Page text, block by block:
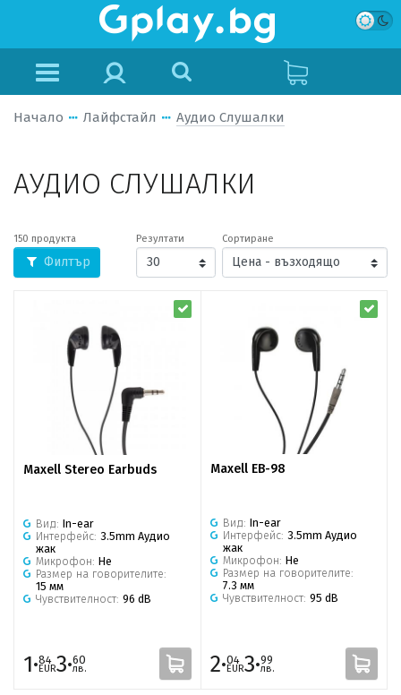
Начало Лайфстайл Аудио Слушалки
АУДИО СЛУШАЛКИ
150 продукта
Филтър
Резултати Сортиране
Maxell Stereo Earbuds
Вид: In-ear
Интерфейс: 3.5mm Аудио
жак
Микрофон: Не
Размер на говорителите:
15 мм
Чувствителност: 96 dB
1·84
EUR3·60
лв.
Maxell EB-98
Вид: In-ear
Интерфейс: 3.5mm Аудио
жак
Микрофон: Не
Размер на говорителите:
7.3 мм
Чувствителност: 95 dB
2·04
EUR3·99
лв.